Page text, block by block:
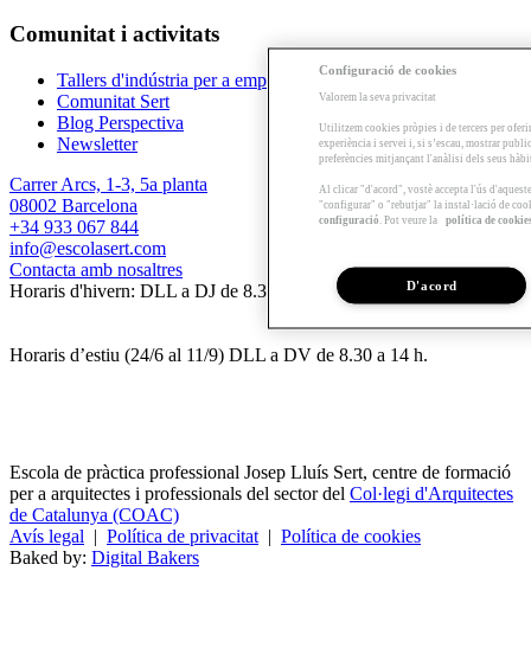
Comunitat i activitats
Tallers d'indústria per a empreses
Comunitat Sert
Blog Perspectiva
Newsletter
Carrer Arcs, 1-3, 5a planta
08002 Barcelona
+34 933 067 844
info@escolasert.com
Contacta amb nosaltres
Horaris d'hivern: DLL a DJ de 8.30 a 16.30 h / DV de 8.30 a 14 h.
Horaris d’estiu (24/6 al 11/9) DLL a DV de 8.30 a 14 h.
Escola de pràctica professional Josep Lluís Sert, centre de formació
per a arquitectes i professionals del sector del Col·legi d'Arquitectes
de Catalunya (COAC)
Avís legal | Política de privacitat | Política de cookies
Baked by: Digital Bakers
Configuració de cookies
Valorem la seva privacitat
Utilitzem cookies pròpies i de tercers per
experiència i servei i, si s’escau, mostrar
preferències mitjançant l'anàlisi dels seus
Al clicar "d'acord", vostè accepta l'ús
"configurar" o "rebutjar" la instal·lació de
configuració . Pot veure la política de
D'acord